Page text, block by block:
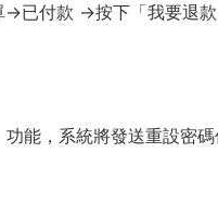
已付款 →按下「我要退款
能，系統將發送重設密碼